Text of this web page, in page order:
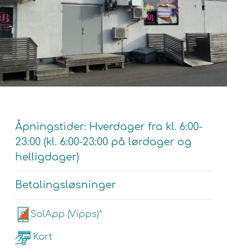
Åpningstider: Hverdager fra kl. 6:00-
23:00 (kl. 6:00-23:00 på lørdager og
helligdager)
Betalingsløsninger
SolApp (Vipps)*
Kort